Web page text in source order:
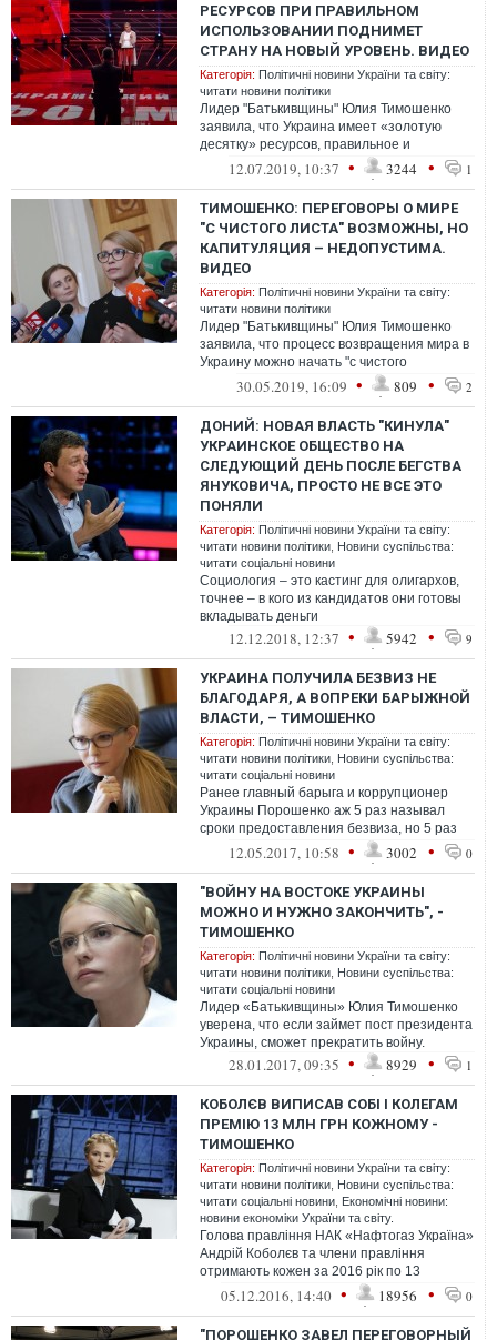
РЕСУРСОВ ПРИ ПРАВИЛЬНОМ
ИСПОЛЬЗОВАНИИ ПОДНИМЕТ
СТРАНУ НА НОВЫЙ УРОВЕНЬ. ВИДЕО
Категорія: Політичні новини України та світу:
читати новини політики
Лидер "Батькивщины" Юлия Тимошенко
заявила, что Украина имеет «золотую
десятку» ресурсов, правильное и
эффективное использование которых
позволит подн...
12.07.2019, 10:37 • 3244 • 1
ТИМОШЕНКО: ПЕРЕГОВОРЫ О МИРЕ
"С ЧИСТОГО ЛИСТА" ВОЗМОЖНЫ, НО
КАПИТУЛЯЦИЯ – НЕДОПУСТИМА.
ВИДЕО
Категорія: Політичні новини України та світу:
читати новини політики
Лидер "Батькивщины" Юлия Тимошенко
заявила, что процесс возвращения мира в
Украину можно начать "с чистого
листа" только при условии выполнения
30.05.2019, 16:09 • 809 • 2
ДОНИЙ: НОВАЯ ВЛАСТЬ "КИНУЛА"
УКРАИНСКОЕ ОБЩЕСТВО НА
СЛЕДУЮЩИЙ ДЕНЬ ПОСЛЕ БЕГСТВА
ЯНУКОВИЧА, ПРОСТО НЕ ВСЕ ЭТО
ПОНЯЛИ
Категорія: Політичні новини України та світу:
читати новини політики Новини суспільства:
читати соціальні новини
Социология – это кастинг для олигархов,
точнее – в кого из кандидатов они готовы
вкладывать деньги
12.12.2018, 12:37 • 5942 • 9
УКРАИНА ПОЛУЧИЛА БЕЗВИЗ НЕ
БЛАГОДАРЯ, А ВОПРЕКИ БАРЫЖНОЙ
ВЛАСТИ, – ТИМОШЕНКО
Категорія: Політичні новини України та світу:
читати новини політики Новини суспільства:
читати соціальні новини
Ранее главный барыга и коррупционер
Украины Порошенко аж 5 раз называл
сроки предоставления безвиза, но 5 раз
они срывались...
12.05.2017, 10:58 • 3002 • 0
"ВОЙНУ НА ВОСТОКЕ УКРАИНЫ
МОЖНО И НУЖНО ЗАКОНЧИТЬ", -
ТИМОШЕНКО
Категорія: Політичні новини України та світу:
читати новини політики Новини суспільства:
читати соціальні новини
Лидер «Батькивщины» Юлия Тимошенко
уверена, что если займет пост президента
Украины, сможет прекратить войну.
28.01.2017, 09:35 • 8929 • 1
КОБОЛЄВ ВИПИСАВ СОБІ І КОЛЕГАМ
ПРЕМІЮ 13 МЛН ГРН КОЖНОМУ -
ТИМОШЕНКО
Категорія: Політичні новини України та світу:
читати новини політики Новини суспільства:
читати соціальні новини Економічні новини:
новини економіки України та світу.
Голова правління НАК «Нафтогаз Україна»
Андрій Коболєв та члени правління
отримають кожен за 2016 рік по 13
мільйонів гривень премії.
05.12.2016, 14:40 • 18956 • 0
"ПОРОШЕНКО ЗАВЕЛ ПЕРЕГОВОРНЫЙ